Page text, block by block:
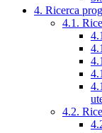
4. Ricerca
4.1.
4.2.